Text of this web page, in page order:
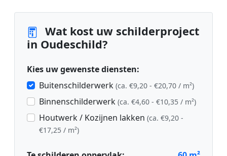
Wat kost uw schilderproject
in Oudeschild?
Kies uw gewenste diensten:
Buitenschilderwerk (ca. €9,20 - €20,70 / m²)
Binnenschilderwerk (ca. €4,60 - €10,35 / m²)
Houtwerk / Kozijnen lakken (ca. €9,20 -
€17,25 / m²)